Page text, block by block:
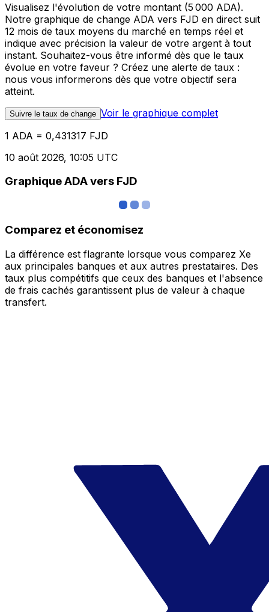
Visualisez l'évolution de votre montant (5 000 ADA).
Notre graphique de change ADA vers FJD en direct suit
12 mois de taux moyens du marché en temps réel et
indique avec précision la valeur de votre argent à tout
instant. Souhaitez-vous être informé dès que le taux
évolue en votre faveur ? Créez une alerte de taux :
nous vous informerons dès que votre objectif sera
atteint.
Suivre le taux de change Voir le graphique complet
1 ADA = 0,431317 FJD
10 août 2026, 10:05 UTC
Graphique ADA vers FJD
Comparez et économisez
La différence est flagrante lorsque vous comparez Xe
aux principales banques et aux autres prestataires. Des
taux plus compétitifs que ceux des banques et l'absence
de frais cachés garantissent plus de valeur à chaque
transfert.